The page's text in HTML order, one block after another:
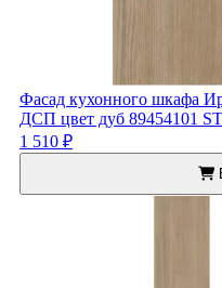
Фасад кухонного шкафа
ДСП цвет дуб 89454101
1 510 ₽